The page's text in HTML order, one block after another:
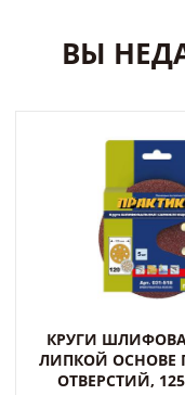
ВЫ
КРУГИ
ЛИПКОЙ ОСНОВЕ
ОТВЕРСТИЙ,